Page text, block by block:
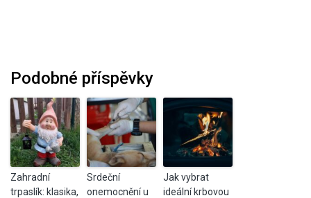
Podobné příspěvky
Zahradní
trpaslík: klasika,
Srdeční
onemocnění u
Jak vybrat
ideální krbovou